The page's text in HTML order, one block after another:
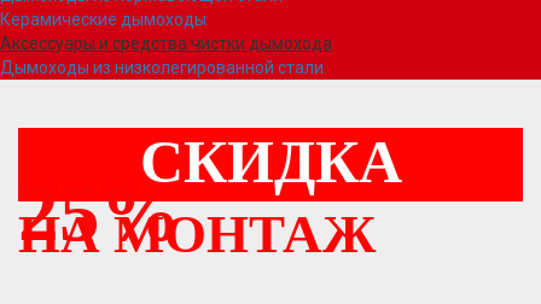
Керамические дымоходы
Аксессуары и средства чистки дымохода
Дымоходы из низколегированной стали
СКИДКА
25%
НА МОНТАЖ